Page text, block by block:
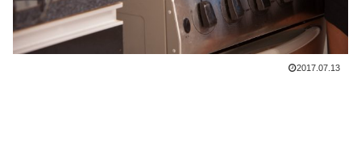
2017.07.13